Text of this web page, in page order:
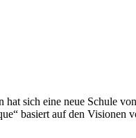
hat sich eine neue Schule
basiert auf den